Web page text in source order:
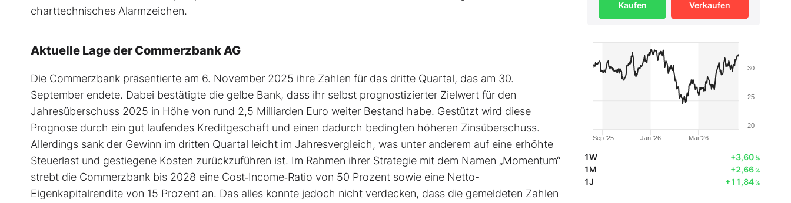
charttechnisches Alarmzeichen.
Aktuelle Lage der Commerzbank AG
Die Commerzbank präsentierte am 6. November 2025 ihre Zahlen für das dritte Quartal, das am 30.
September endete. Dabei bestätigte die gelbe Bank, dass ihr selbst prognostizierter Zielwert für den
Jahresüberschuss 2025 in Höhe von rund 2,5 Milliarden Euro weiter Bestand habe. Gestützt wird diese
Prognose durch ein gut laufendes Kreditgeschäft und einen dadurch bedingten höheren Zinsüberschuss.
Allerdings sank der Gewinn im dritten Quartal leicht im Jahresvergleich, was unter anderem auf eine erhöhte
Steuerlast und gestiegene Kosten zurückzuführen ist. Im Rahmen ihrer Strategie mit dem Namen „Momentum“
strebt die Commerzbank bis 2028 eine Cost‐Income‐Ratio von 50 Prozent sowie eine Netto-
Eigenkapitalrendite von 15 Prozent an. Das alles konnte jedoch nicht verdecken, dass die gemeldeten Zahlen
Kaufen Verkaufen
Jan '26
Sep '25 Mai '26
20
25
30
1W +3,60%
1M +2,66%
1J +11,84%